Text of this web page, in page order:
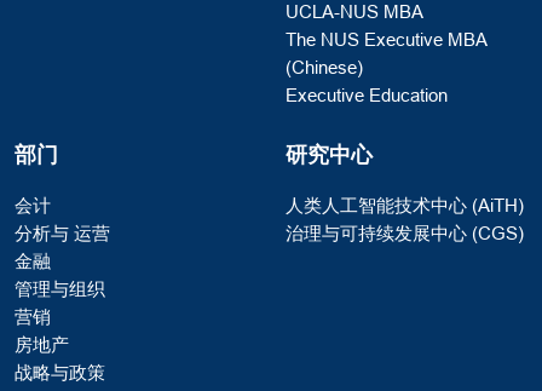
UCLA-NUS MBA
The NUS Executive MBA
(Chinese)
Executive Education
部门
会计
分析与 运营
金融
管理与组织
营销
房地产
战略与政策
研究中心
人类人工智能技术中心 (AiTH)
治理与可持续发展中心 (CGS)